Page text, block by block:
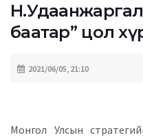
баатар” цол
2021/06/05, 21:10
Монгол Улсын